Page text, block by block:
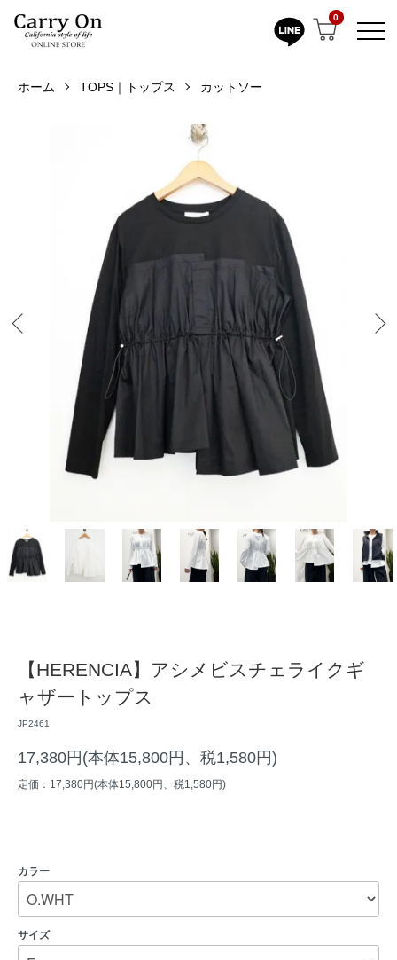
0
ホーム TOPS｜トップス カットソー
【HERENCIA】アシメビスチェライクギ
ャザートップス
JP2461
17,380円(本体15,800円、税1,580円)
定価：17,380円(本体15,800円、税1,580円)
カラー
サイズ